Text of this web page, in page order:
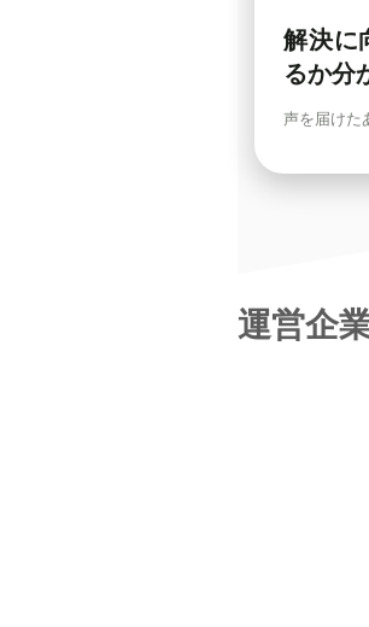
解決に
るか分
声を届けた
運営企